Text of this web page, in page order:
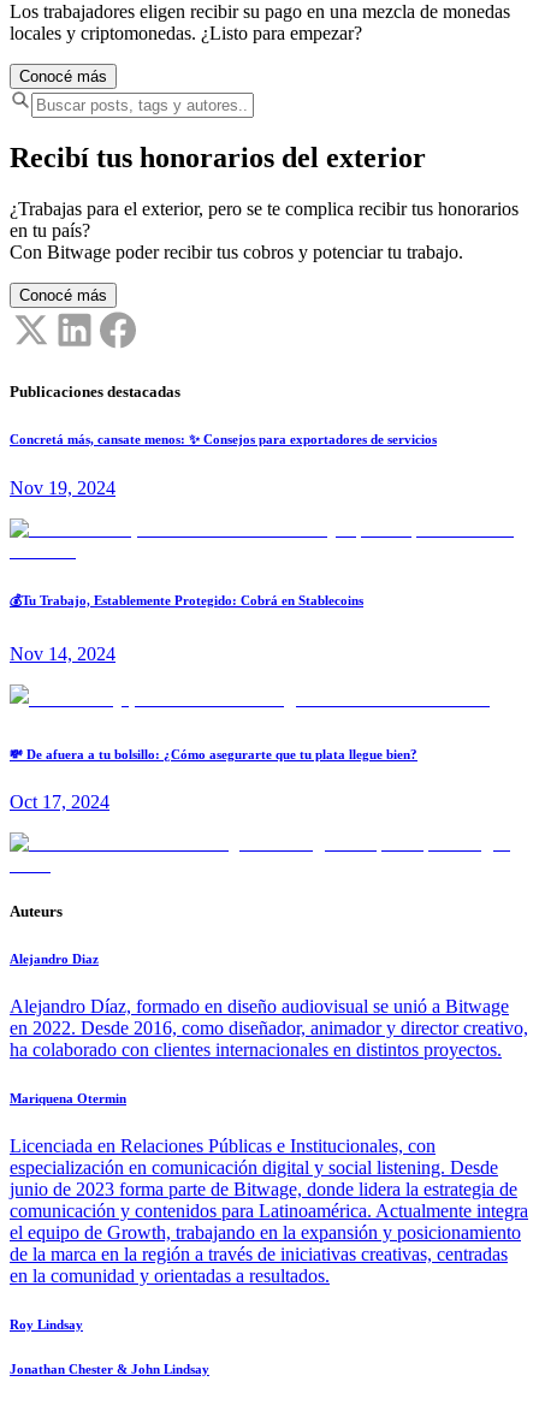
Los trabajadores eligen recibir su pago en una mezcla de monedas
locales y criptomonedas. ¿Listo para empezar?
Conocé más
Recibí tus honorarios del exterior
¿Trabajas para el exterior, pero se te complica recibir tus honorarios
en tu país?
Con Bitwage poder recibir tus cobros y potenciar tu trabajo.
Conocé más
Publicaciones destacadas
Concretá más, cansate menos: ✨ Consejos para exportadores de servicios
Nov 19, 2024
💰Tu Trabajo, Establemente Protegido: Cobrá en Stablecoins
Nov 14, 2024
💸 De afuera a tu bolsillo: ¿Cómo asegurarte que tu plata llegue bien?
Oct 17, 2024
Auteurs
Alejandro Diaz
Alejandro Díaz, formado en diseño audiovisual se unió a Bitwage
en 2022. Desde 2016, como diseñador, animador y director creativo,
ha colaborado con clientes internacionales en distintos proyectos.
Mariquena Otermin
Licenciada en Relaciones Públicas e Institucionales, con
especialización en comunicación digital y social listening. Desde
junio de 2023 forma parte de Bitwage, donde lidera la estrategia de
comunicación y contenidos para Latinoamérica. Actualmente integra
el equipo de Growth, trabajando en la expansión y posicionamiento
de la marca en la región a través de iniciativas creativas, centradas
en la comunidad y orientadas a resultados.
Roy Lindsay
Jonathan Chester & John Lindsay